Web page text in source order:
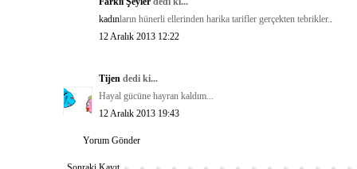
kadınların hünerli ellerinden harika tarifler gerçekten tebrikler..
12 Aralık 2013 12:22
Tijen dedi ki...
Hayal gücüne hayran kaldım...
12 Aralık 2013 19:43
Yorum Gönder